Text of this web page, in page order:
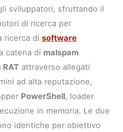
sviluppatori, sfruttando il
di ricerca per
ricerca disoftware
catena di malspam
RAT attraverso allegati
ad alta reputazione,
PowerShell, loader
in memoria. Le due
identiche per obiettivo